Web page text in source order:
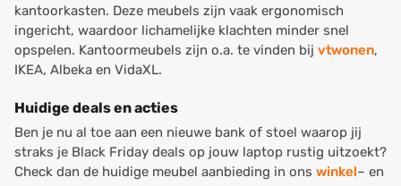
kantoorkasten. Deze meubels zijn vaak ergonomisch
ingericht, waardoor lichamelijke klachten minder snel
opspelen. Kantoormeubels zijn o.a. te vinden bij vtwonen,
IKEA, Albeka en VidaXL.
Huidige deals en acties
Ben je nu al toe aan een nieuwe bank of stoel waarop jij
straks je Black Friday deals op jouw laptop rustig uitzoekt?
Check dan de huidige meubel aanbieding in ons winkel– en